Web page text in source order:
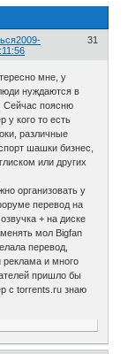
31
2009-
мне, у
нуждаются в
поясню
у кого то есть
различные
шашки бизнес,
или других
организовать у
перевод на
+ на диске
мол Bigfan
перевод,
реклама и много
пришло бы
с torrents.ru знаю